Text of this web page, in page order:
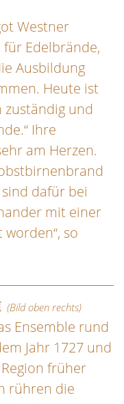
Westner
Edelbrände,
Ausbildung
Heute ist
und
Ihre
am Herzen.
dafür bei
mit einer
so
(Bild oben rechts)
Ensemble rund
Jahr 1727 und
früher
rühren die